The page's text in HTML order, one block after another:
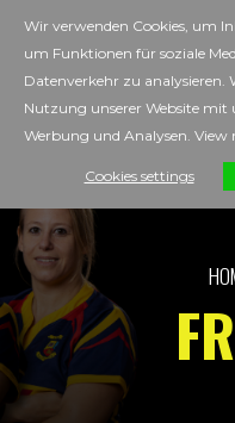
Wir verwenden Cookies, um
um Funktionen für soziale
Datenverkehr zu
Nutzung unserer Website mit
Werbung und Analysen. View
Cookies settings